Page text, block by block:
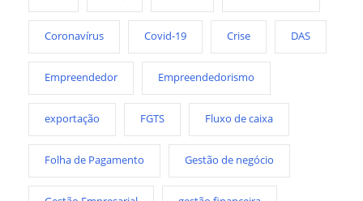
Coronavírus Covid-19 Crise DAS
Empreendedor Empreendedorismo
exportação FGTS Fluxo de caixa
Folha de Pagamento Gestão de negócio